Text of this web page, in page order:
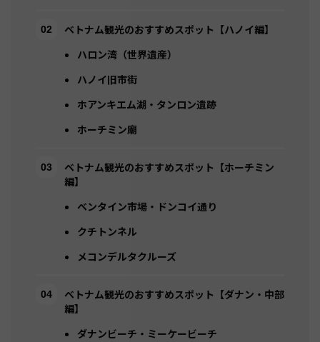
ベトナム観光のおすすめスポット【ハノイ編】
ハロン湾（世界遺産）
ハノイ旧市街
ホアンキエム湖・タンロン遺跡
ホーチミン廟
ベトナム観光のおすすめスポット【ホーチミン
編】
ベンタイン市場・ドンコイ通り
クチトンネル
メコンデルタクルーズ
ベトナム観光のおすすめスポット【ダナン・中部
編】
ダナンビーチ・ミーケービーチ